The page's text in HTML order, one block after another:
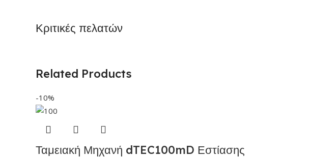
Κριτικές πελατών
Related Products
-10%
Ταμειακή Μηχανή dTEC100mD Εστίασης